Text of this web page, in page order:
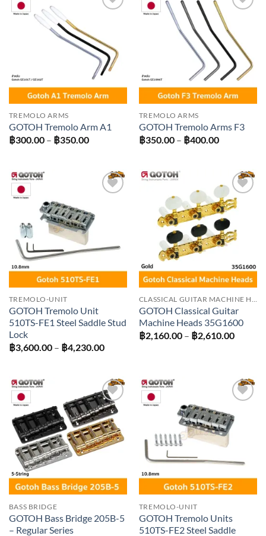
TREMOLO ARMS
GOTOH Tremolo Arm A1
฿300.00 – ฿350.00Price
฿350.00
wishlist
TREMOLO ARMS
GOTOH Tremolo Arms F3
฿350.00 – ฿400.00Price
฿400.00
TREMOLO-UNIT
GOTOH Tremolo Unit
510TS-FE1 Steel Saddle Stud
Lock
฿3,600.00 – ฿4,230.00Price
฿4,230.00
Add to
wishlist
GOTOH Classical Guitar
Machine Heads 35G1600
฿2,160.00 – ฿2,610.00Price
Add to
wishlist
BASS BRIDGE
GOTOH Bass Bridge 205B-5
– Regular Series
wishlist
TREMOLO-UNIT
GOTOH Tremolo Units
510TS-FE2 Steel Saddle